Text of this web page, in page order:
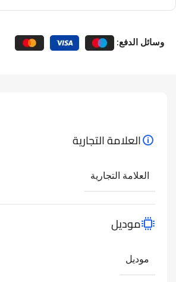
وسائل الدفع:
العلامة التجارية
العلامة التجارية
موديل
موديل